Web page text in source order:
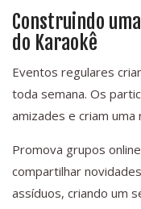
Construindo
do Karaokê
Eventos regulares
toda semana. Os
amizades e criam uma
Promova grupos
compartilhar
assíduos, criando um